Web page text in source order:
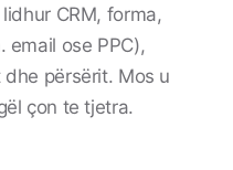
CRM, forma,
email ose PPC),
përsërit. Mos u
çon te tjetra.